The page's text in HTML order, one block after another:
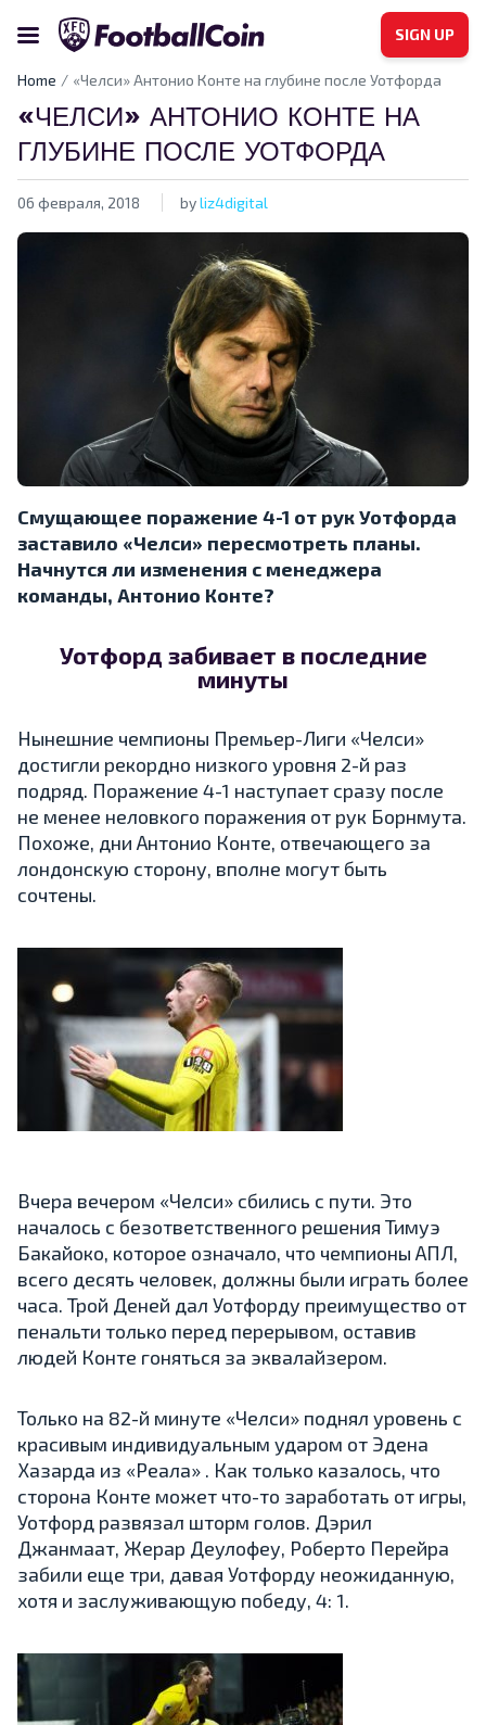
SIGN UP
Home «Челси» Антонио Конте на глубине после Уотфорда
«ЧЕЛСИ» АНТОНИО КОНТЕ НА
ГЛУБИНЕ ПОСЛЕ УОТФОРДА
06 февраля, 2018 byliz4digital
Смущающее поражение 4-1 от рук Уотфорда
заставило «Челси» пересмотреть планы.
Начнутся ли изменения с менеджера
команды, Антонио Конте?
Уотфорд забивает в последние
минуты
Нынешние чемпионы Премьер-Лиги «Челси»
достигли рекордно низкого уровня 2-й раз
подряд. Поражение 4-1 наступает сразу после
не менее неловкого поражения от рук Борнмута.
Похоже, дни Антонио Конте, отвечающего за
лондонскую сторону, вполне могут быть
сочтены.
Вчера вечером «Челси» сбились с пути. Это
началось с безответственного решения Тимуэ
Бакайоко, которое означало, что чемпионы АПЛ,
всего десять человек, должны были играть более
часа. Трой Деней дал Уотфорду преимущество от
пенальти только перед перерывом, оставив
людей Конте гоняться за эквалайзером.
Только на 82-й минуте «Челси» поднял уровень с
красивым индивидуальным ударом от Эдена
Хазарда из «Реала» . Как только казалось, что
сторона Конте может что-то заработать от игры,
Уотфорд развязал шторм голов. Дэрил
Джанмаат, Жерар Деулофеу, Роберто Перейра
забили еще три, давая Уотфорду неожиданную,
хотя и заслуживающую победу, 4: 1.